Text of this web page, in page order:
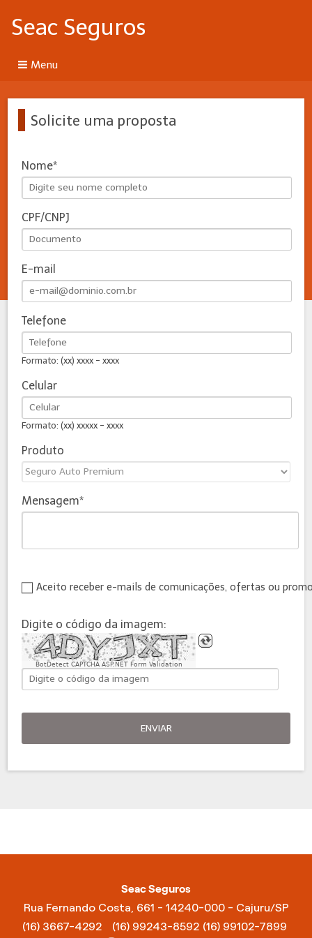
Seac Seguros
Menu
Solicite uma proposta
Nome
CPF/CNPJ
E-mail
Telefone
Formato: (xx) xxxx - xxxx
Celular
Formato: (xx) xxxxx - xxxx
Produto
Mensagem
Aceito receber e-mails de comunicações, ofertas ou
Digite o código da imagem:
BotDetect CAPTCHA ASP.NET Form Validation
ENVIAR
Seac Seguros
Rua Fernando Costa, 661 - 14240-000 - Cajuru/SP
(16) 3667-4292
(16) 99243-8592 (16) 99102-7899